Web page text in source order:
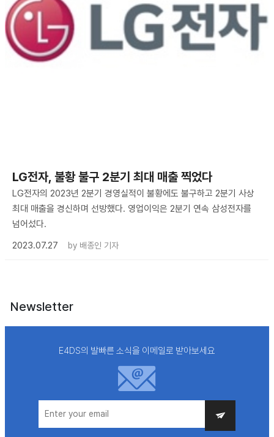
LG전자, 불황 불구 2분기 최대 매출 찍었다
LG전자의 2023년 2분기 경영실적이 불황에도 불구하고 2분기 사상
최대 매출을 경신하며 선방했다. 영업이익은 2분기 연속 삼성전자를
넘어섰다.
2023.07.27
by 배종인 기자
Newsletter
E4DS의 발빠른 소식을 이메일로 받아보세요